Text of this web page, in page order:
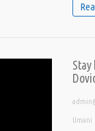
Stay
Umani